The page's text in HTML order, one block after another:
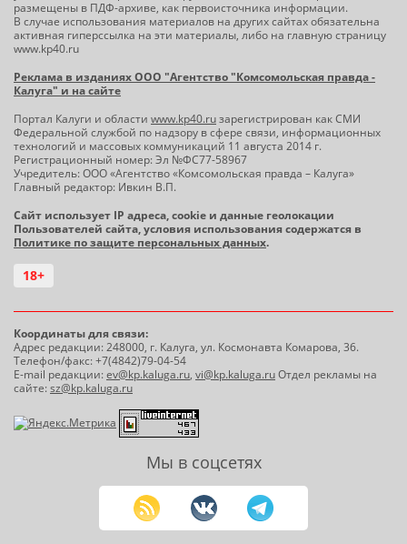
размещены в ПДФ-архиве, как первоисточника информации.
В случае использования материалов на других сайтах обязательна
активная гиперссылка на эти материалы, либо на главную страницу
www.kp40.ru
Реклама в изданиях ООО "Агентство "Комсомольская правда -
Калуга" и на сайте
Портал Калуги и области www.kp40.ruзарегистрирован как СМИ
Федеральной службой по надзору в сфере связи, информационных
технологий и массовых коммуникаций 11 августа 2014 г.
Регистрационный номер: Эл №ФС77-58967
Учредитель: ООО «Агентство «Комсомольская правда – Калуга»
Главный редактор: Ивкин В.П.
Сайт использует IP адреса, cookie и данные геолокации
Пользователей сайта, условия использования содержатся в
Политике по защите персональных данных.
18+
Координаты для связи:
Адрес редакции: 248000, г. Калуга, ул. Космонавта Комарова, 36.
Телефон/факс: +7(4842)79-04-54
E-mail редакции:ev@kp.kaluga.ru, vi@kp.kaluga.ruОтдел рекламы на
сайте:sz@kp.kaluga.ru
Мы в соцсетях